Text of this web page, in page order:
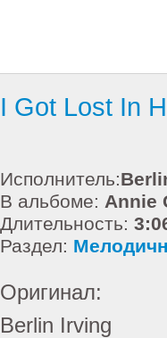
I Got Lost In
Исполнитель:
В альбоме: Annie
Длительность:
Раздел:
Оригинал:
Berlin Irving